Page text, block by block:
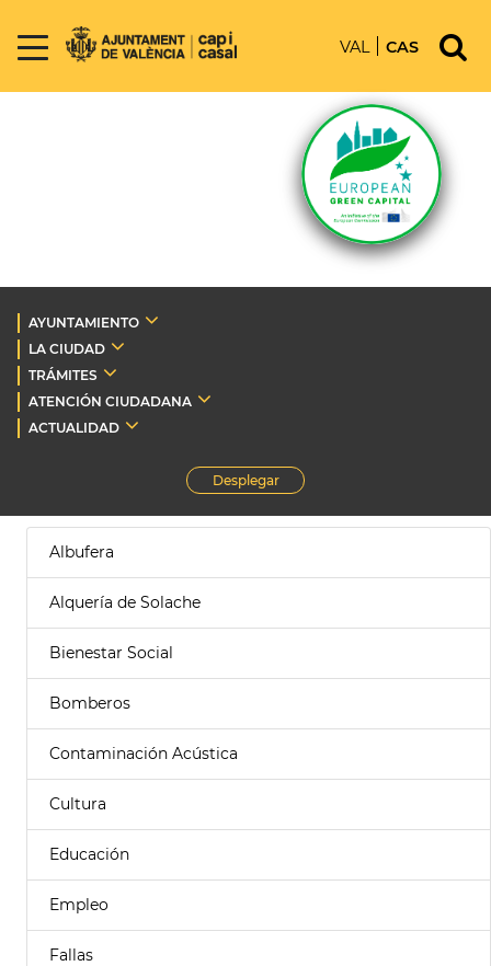
VAL CAS
AYUNTAMIENTO
LA CIUDAD
TRÁMITES
ATENCIÓN CIUDADANA
ACTUALIDAD
Desplegar
Albufera
Alquería de Solache
Bienestar Social
Bomberos
Contaminación Acústica
Cultura
Educación
Empleo
Fallas